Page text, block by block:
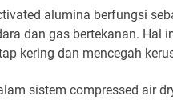
alumina berfungsi
dan gas bertekanan. Hal
kering dan mencegah
sistem compressed air